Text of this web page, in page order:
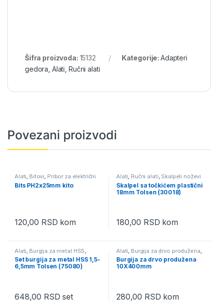
Šifra proizvoda: 15132 Kategorije: Adapteri
gedora Alati Ručni alati
Povezani proizvodi
Alati, Bitovi, Pribor za električni
alat
Bits PH2x25mm kito
120,00 RSD kom
Alati, Ručni alati, Skalpeli noževi
i sečiva
Skalpel sa točkićem plastični
18mm Tolsen (30018)
180,00 RSD kom
Alati Burgija za metal HSS
Burgija za metal HSS setovi
Pribor za električni alat
Set burgija za metal HSS 1,5-
6,5mm Tolsen (75080)
648,00 RSD set
Alati Burgija za drvo produžena
Pribor za električni alat
Burgija za drvo produžena
10X400mm
280,00 RSD kom